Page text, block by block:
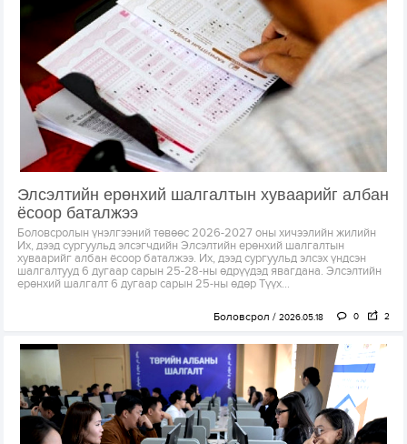
Элсэлтийн ерөнхий шалгалтын хуваарийг албан
ёсоор баталжээ
Боловсролын үнэлгээний төвөөс 2026-2027 оны хичээлийн жилийн
Их, дээд сургуульд элсэгчдийн Элсэлтийн ерөнхий шалгалтын
хуваарийг албан ёсоор баталжээ. Их, дээд сургуульд элсэх үндсэн
шалгалтууд 6 дугаар сарын 25-28-ны өдрүүдэд явагдана. Элсэлтийн
ерөнхий шалгалт 6 дугаар сарын 25-ны өдөр Түүх...
Боловсрол 2026.05.18 0 2